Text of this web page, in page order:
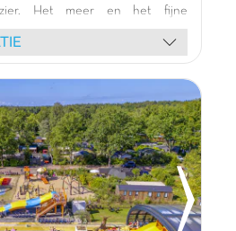
Het meer en het fijne
uit tot zwemmen en
Verblijf in onze moderne
🎢, skelters en de
feestelijke animatie 🥳, shows
plaatse restaurant (pizzeria,
🚲 om de omgeving te
van 9.3/10
verblijf!